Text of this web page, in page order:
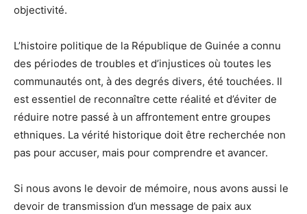
objectivité.
L’histoire politique de la République de Guinée a connu
des périodes de troubles et d’injustices où toutes les
communautés ont, à des degrés divers, été touchées. Il
est essentiel de reconnaître cette réalité et d’éviter de
réduire notre passé à un affrontement entre groupes
ethniques. La vérité historique doit être recherchée non
pas pour accuser, mais pour comprendre et avancer.
Si nous avons le devoir de mémoire, nous avons aussi le
devoir de transmission d’un message de paix aux